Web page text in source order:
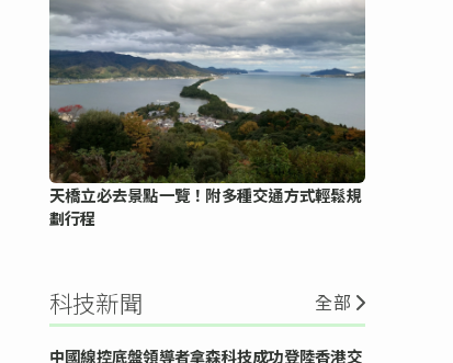
天橋立必去景點一覽！附多種交通方式輕鬆規
劃行程
科技新聞 全部
中國線控底盤領導者拿森科技成功登陸香港交